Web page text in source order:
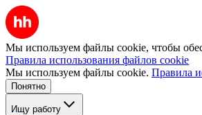
Мы используем файлы cookie, чтобы
Правила использования файлов cookie
Мы используем файлы cookie. Правила
Понятно
Ищу работу